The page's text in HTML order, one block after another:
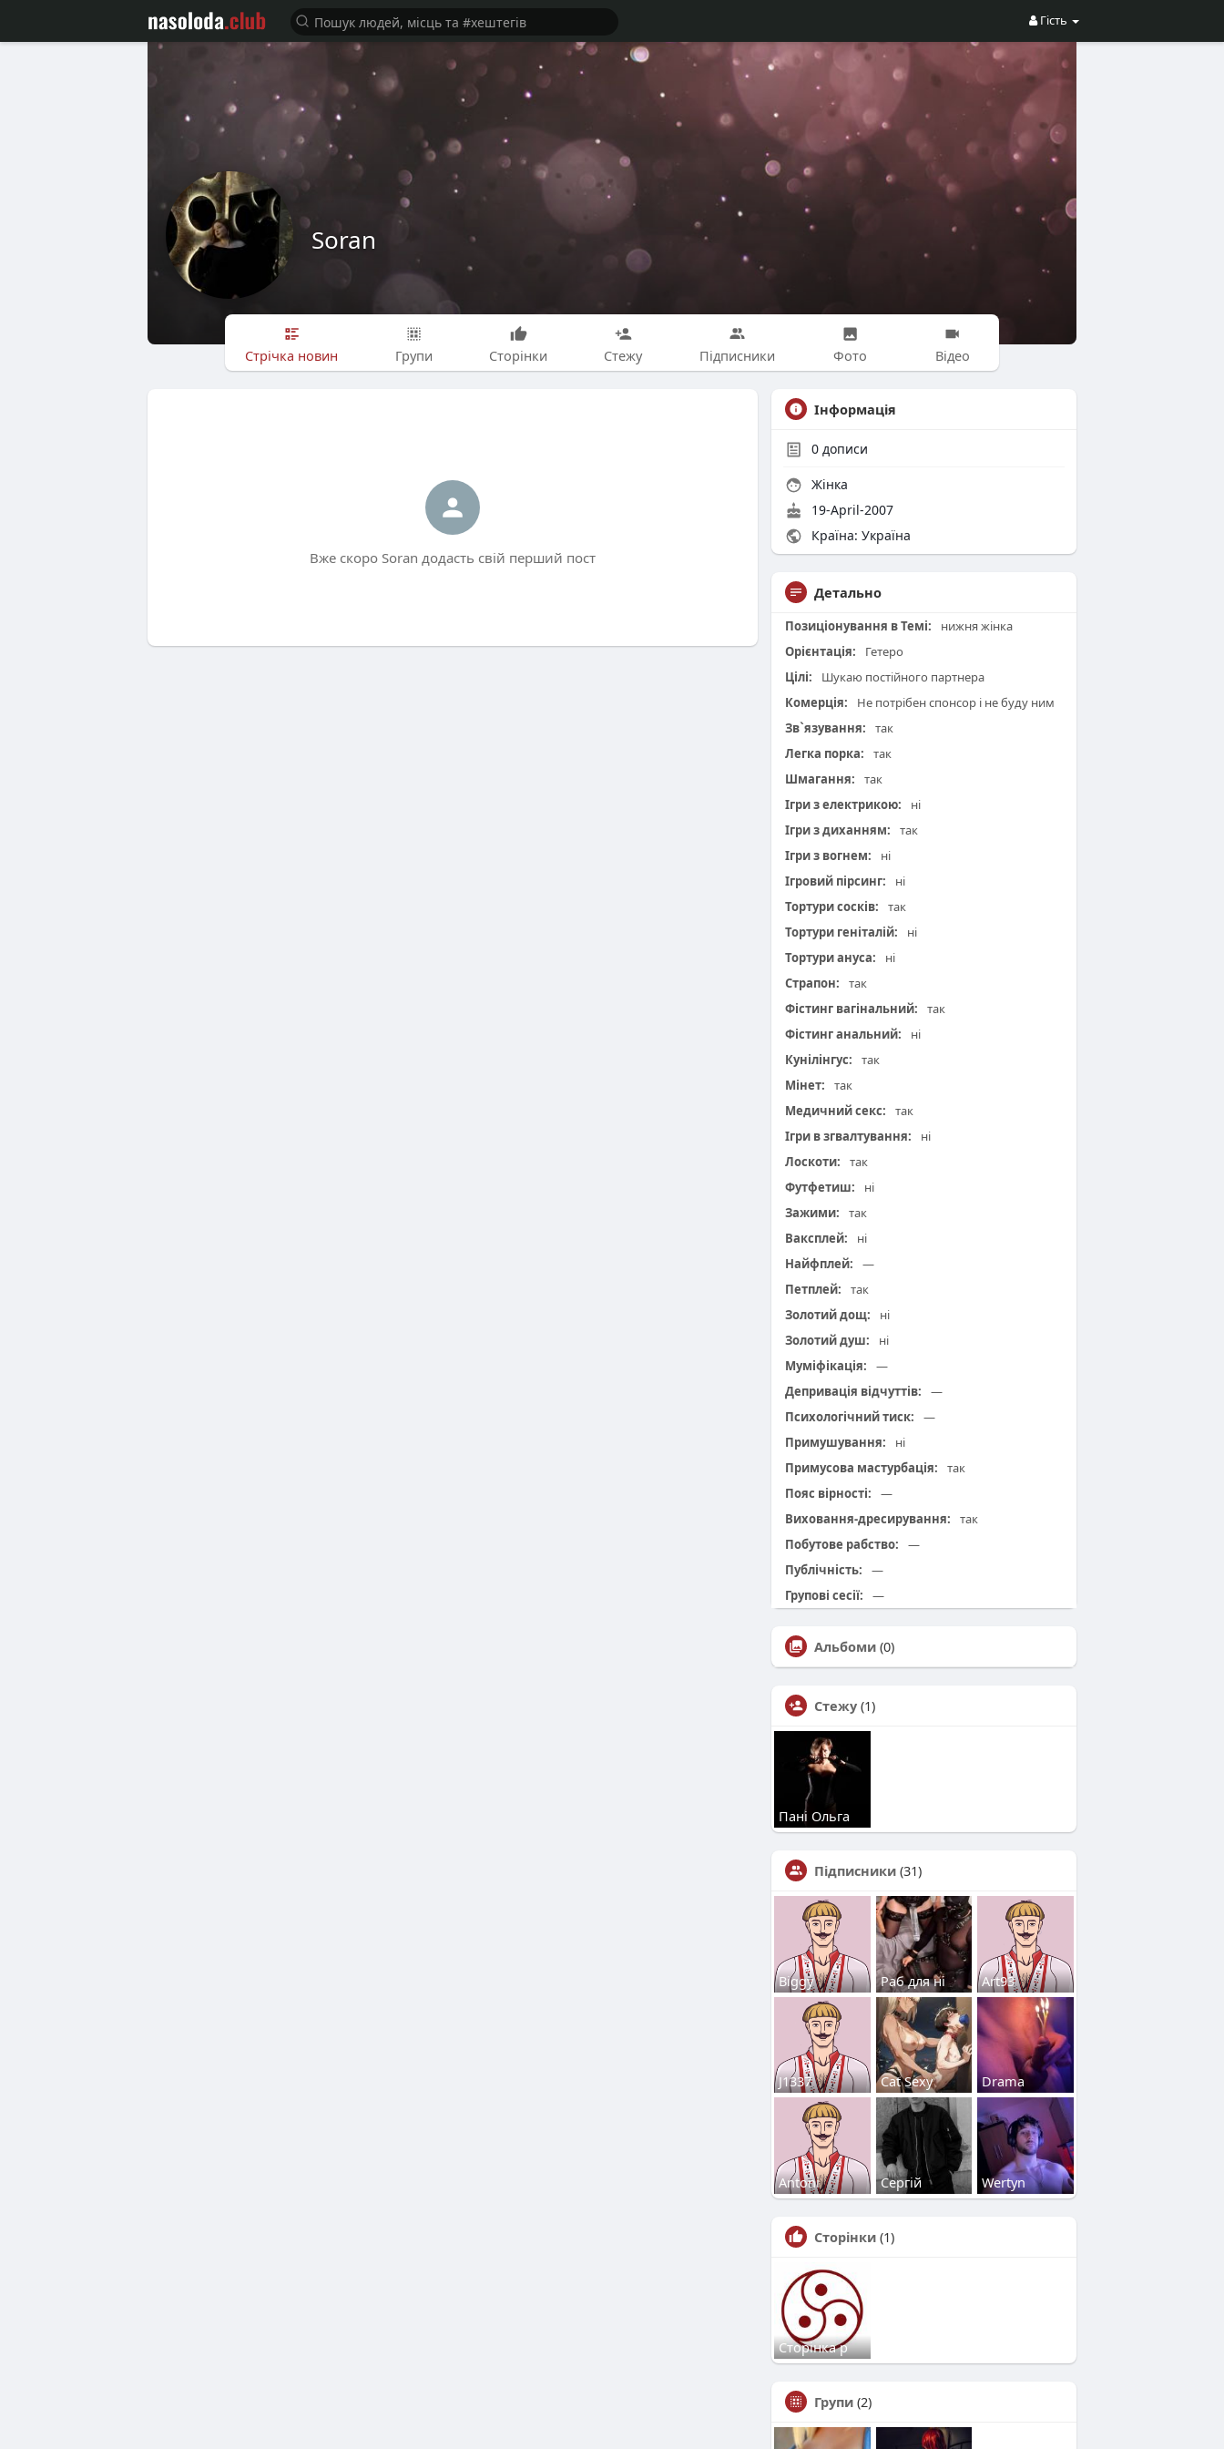
Гість
Soran
Стрічка новин Групи Сторінки Стежу Підписники Фото Відео
Вже скоро Soran додасть свій перший пост
Інформація
0 дописи
Жінка
19-April-2007
Країна: Україна
Детально
Позиціонування в Темі:
нижня жінка
Орієнтація:
Гетеро
Цілі:
Шукаю постійного партнера
Комерція:
Не потрібен спонсор і не буду ним
Зв`язування:
так
Легка порка:
так
Шмагання:
так
Ігри з електрикою:
ні
Ігри з диханням:
так
Ігри з вогнем:
ні
Ігровий пірсинг:
ні
Тортури сосків:
так
Тортури геніталій:
ні
Тортури ануса:
ні
Страпон:
так
Фістинг вагінальний:
так
Фістинг анальний:
ні
Кунілінгус:
так
Мінет:
так
Медичний секс:
так
Ігри в згвалтування:
ні
Лоскоти:
так
Футфетиш:
ні
Зажими:
так
Ваксплей:
ні
Найфплей:
—
Петплей:
так
Золотий дощ:
ні
Золотий душ:
ні
Муміфікація:
—
Депривація відчуттів:
—
Психологічний тиск:
—
Примушування:
ні
Примусова мастурбація:
так
Пояс вірності:
—
Виховання-дресирування:
так
Побутове рабство:
—
Публічність:
—
Групові сесії:
—
Альбоми (0)
Стежу (1)
Пані Ольга
Підписники (31)
Biggy Раб для ні Art93
J1337 Cat Sexy Drama
Antoni Сергій Wertyn
Сторінки (1)
Сторінка р
Групи (2)